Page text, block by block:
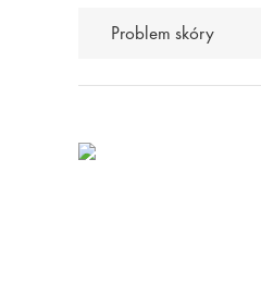
Problem skóry